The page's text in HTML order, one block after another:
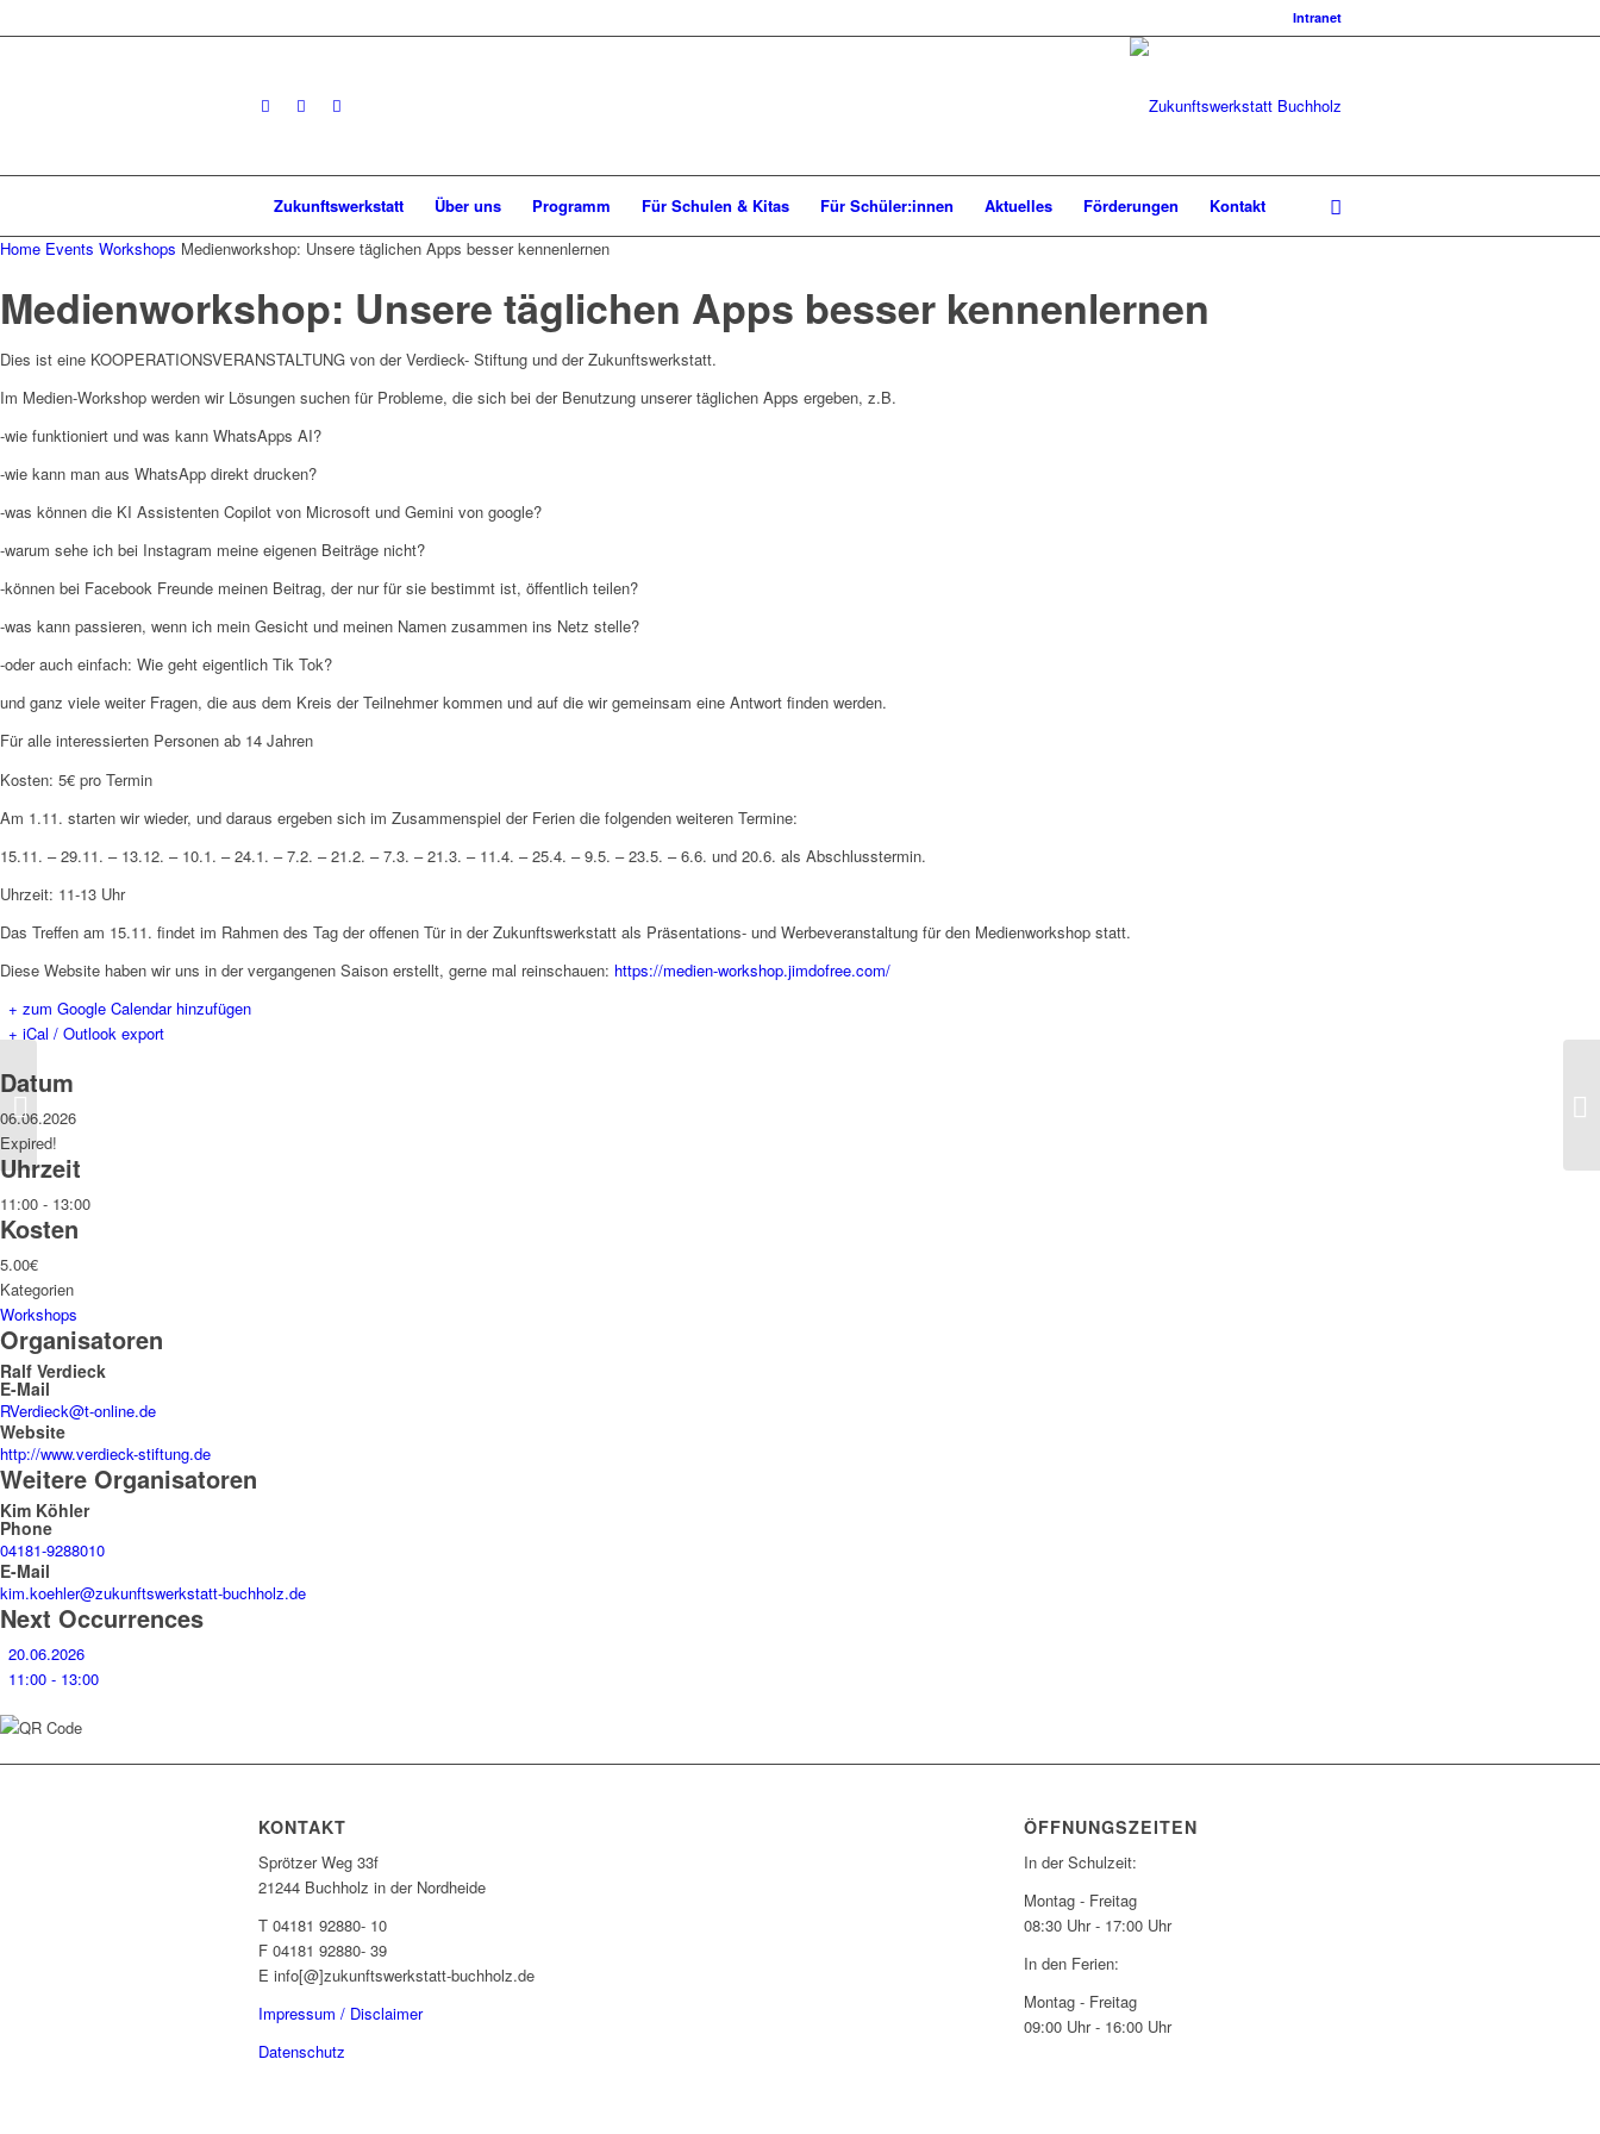
Intranet
Zukunftswerkstatt Über uns Programm Für Schulen & Kitas Für Schüler:innen Aktuelles Förderungen
Kontakt
Home Events Workshops Medienworkshop: Unsere täglichen Apps besser kennenlernen
Medienworkshop: Unsere täglichen Apps besser kennenlernen
Dies ist eine KOOPERATIONSVERANSTALTUNG von der Verdieck- Stiftung und der Zukunftswerkstatt.
Im Medien-Workshop werden wir Lösungen suchen für Probleme, die sich bei der Benutzung unserer täglichen Apps ergeben, z.B.
-wie funktioniert und was kann WhatsApps AI?
-wie kann man aus WhatsApp direkt drucken?
-was können die KI Assistenten Copilot von Microsoft und Gemini von google?
-warum sehe ich bei Instagram meine eigenen Beiträge nicht?
-können bei Facebook Freunde meinen Beitrag, der nur für sie bestimmt ist, öffentlich teilen?
-was kann passieren, wenn ich mein Gesicht und meinen Namen zusammen ins Netz stelle?
-oder auch einfach: Wie geht eigentlich Tik Tok?
und ganz viele weiter Fragen, die aus dem Kreis der Teilnehmer kommen und auf die wir gemeinsam eine Antwort finden werden.
Für alle interessierten Personen ab 14 Jahren
Kosten: 5€ pro Termin
Am 1.11. starten wir wieder, und daraus ergeben sich im Zusammenspiel der Ferien die folgenden weiteren Termine:
15.11. – 29.11. – 13.12. – 10.1. – 24.1. – 7.2. – 21.2. – 7.3. – 21.3. – 11.4. – 25.4. – 9.5. – 23.5. – 6.6. und 20.6. als Abschlusstermin.
Uhrzeit: 11-13 Uhr
Das Treffen am 15.11. findet im Rahmen des Tag der offenen Tür in der Zukunftswerkstatt als Präsentations- und Werbeveranstaltung für den Medienworkshop statt.
Diese Website haben wir uns in der vergangenen Saison erstellt, gerne mal reinschauen: https://medien-workshop.jimdofree.com/
+ zum Google Calendar hinzufügen
+ iCal / Outlook export
Datum
06.06.2026
Expired!
Uhrzeit
11:00 - 13:00
Kosten
5.00€
Kategorien
Workshops
Organisatoren
Ralf Verdieck
E-Mail
RVerdieck@t-online.de
Website
http://www.verdieck-stiftung.de
Weitere Organisatoren
Kim Köhler
Phone
04181-9288010
E-Mail
kim.koehler@zukunftswerkstatt-buchholz.de
Next Occurrences
20.06.2026
11:00 - 13:00
KONTAKT
Sprötzer Weg 33f
21244 Buchholz in der Nordheide
T 04181 92880- 10
F 04181 92880- 39
E info[@]zukunftswerkstatt-buchholz.de
Impressum / Disclaimer
Datenschutz
ÖFFNUNGSZEITEN
In der Schulzeit:
Montag - Freitag
08:30 Uhr - 17:00 Uhr
In den Ferien:
Montag - Freitag
09:00 Uhr - 16:00 Uhr
digitale Spuren- auf der
Suche nach dem
verschollenen Infl...